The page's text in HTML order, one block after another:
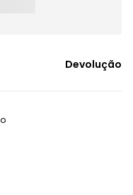
Devolução